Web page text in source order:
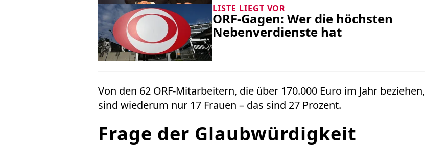
LISTE LIEGT VOR
ORF-Gagen: Wer die höchsten
Nebenverdienste hat
Von den 62 ORF-Mitarbeitern, die über 170.000 Euro im Jahr beziehen,
sind wiederum nur 17 Frauen – das sind 27 Prozent.
Frage der Glaubwürdigkeit